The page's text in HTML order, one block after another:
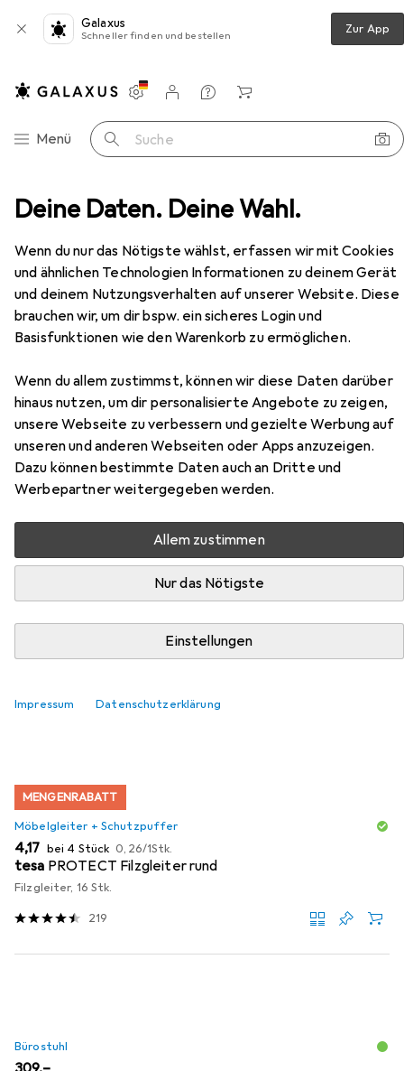
Deine Daten. Deine Wahl.
Wenn du nur das Nötigste wählst, erfassen wir mit Cookies
und ähnlichen Technologien Informationen zu deinem Gerät
und deinem Nutzungsverhalten auf unserer Website. Diese
brauchen wir, um dir bspw. ein sicheres Login und
Basisfunktionen wie den Warenkorb zu ermöglichen.
Wenn du allem zustimmst, können wir diese Daten darüber
hinaus nutzen, um dir personalisierte Angebote zu zeigen,
unsere Webseite zu verbessern und gezielte Werbung auf
unseren und anderen Webseiten oder Apps anzuzeigen.
Dazu können bestimmte Daten auch an Dritte und
Werbepartner weitergegeben werden.
Allem zustimmen
Nur das Nötigste
Einstellungen
Impressum Datenschutzerklärung
Galaxus
Schneller finden und bestellen Zur App
Navigation nach Kategorien
Menü Suche
Einstellungen
Kundenkonto
Vergleichslisten
Merklisten
Warenkorb
Hammerbacher Schreibtisch höheneinstellbar VXB
EUR
423,20
HammerbacherSchreibtisch
höheneinstellbar VXB
80 x 80 x 85 cm
Zubehör für Hammerbacher
Schreibtisch höheneinstellbar
VXB
Hammerbacher Schreibtisch höheneinstellbar VXB aus
den Kategorien Möbelgleiter + Schutzpuffer und
Bürostuhl.
Möbelgleiter + Schutzpuffer
MENGENRABATT
Möbelgleiter + Schutzpuffer
EUR
4,17 bei 4 Stück EUR
0,26/1Stk.
tesa PROTECT Filzgleiter rund
Filzgleiter, 16 Stk.
219
Bürostuhl